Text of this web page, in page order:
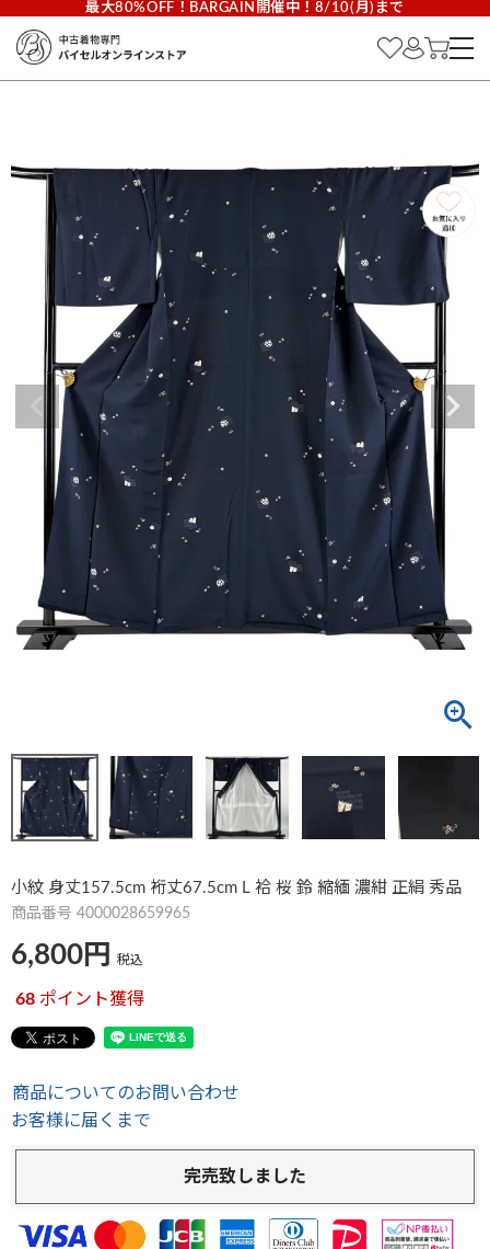
最大80%OFF！BARGAIN開催中！8/10(月)まで
小紋 身丈157.5cm 裄丈67.5cm L 袷 桜 鈴 縮緬 濃紺 正絹 秀品
商品番号 4000028659965
6,800 税込
68 ポイント獲得
商品についてのお問い合わせ
お客様に届くまで
完売致しました